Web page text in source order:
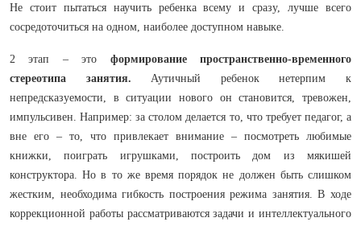
Не стоит пытаться научить ребенка всему и сразу, лучше всего
сосредоточиться на одном, наиболее доступном навыке.
2 этап – это формирование пространственно-временного
стереотипа занятия.Аутичный ребенок нетерпим к
непредсказуемости, в ситуации нового он становится, тревожен,
импульсивен. Например: за столом делается то, что требует педагог, а
вне его – то, что привлекает внимание – посмотреть любимые
книжки, поиграть игрушками, построить дом из мякишей
конструктора. Но в то же время порядок не должен быть слишком
жестким, необходима гибкость построения режима занятия. В ходе
коррекционной работы рассматриваются задачи и интеллектуального